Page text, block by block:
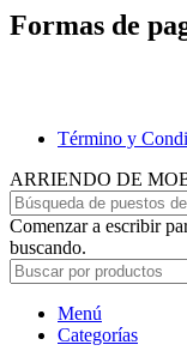
Formas de
Término y
ARRIENDO DE
Comenzar a escribir
buscando.
Menú
Categorías